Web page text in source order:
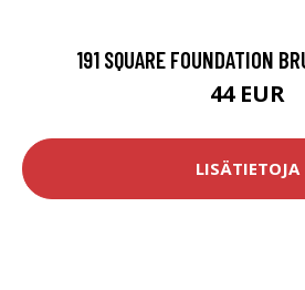
191 SQUARE FOUNDATION
44 EUR
LISÄTIETOJA